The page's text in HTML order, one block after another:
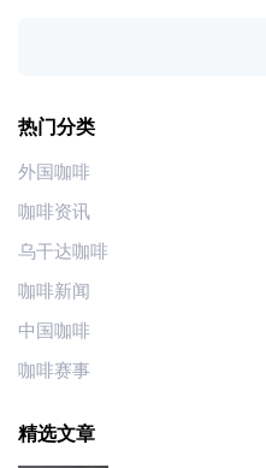
热门分类
外国咖啡
咖啡资讯
乌干达咖啡
咖啡新闻
中国咖啡
咖啡赛事
精选文章